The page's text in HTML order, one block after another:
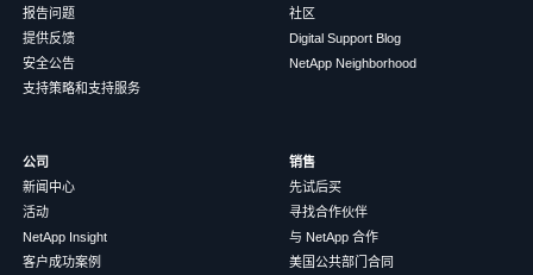
报告问题
提供反馈
安全公告
支持策略和支持服务
社区
Digital Support Blog
NetApp Neighborhood
公司
新闻中心
活动
NetApp Insight
客户成功案例
销售
先试后买
寻找合作伙伴
与 NetApp 合作
美国公共部门合同